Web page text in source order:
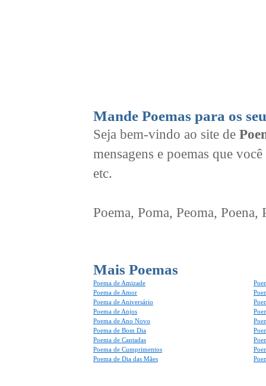
Mande Poemas para os
Seja bem-vindo ao site de
mensagens e poemas que
etc.
Poema, Poma, Peoma,
Mais Poemas
Poema de Amizade
Poema de Amor
Poema de Aniversário
Poema de Anjos
Poema de Ano Novo
Poema de Bom Dia
Poema de Cantadas
Poema de Cumprimentos
Poema de Dia das Mães